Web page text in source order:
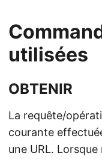
utilisées
OBTENIR
La requête/
courante
une URL.